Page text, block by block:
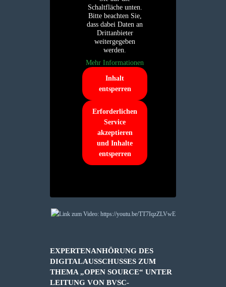
Schaltfläche unten.
Bitte beachten Sie,
dass dabei Daten an
Drittanbieter
weitergegeben
werden.
Mehr Informationen
Inhalt
entsperren
Erforderlichen
Service
akzeptieren
und Inhalte
entsperren
EXPERTENANHÖRUNG DES
DIGITALAUSSCHUSSES ZUM
THEMA „OPEN SOURCE“ UNTER
LEITUNG VON BVSC-